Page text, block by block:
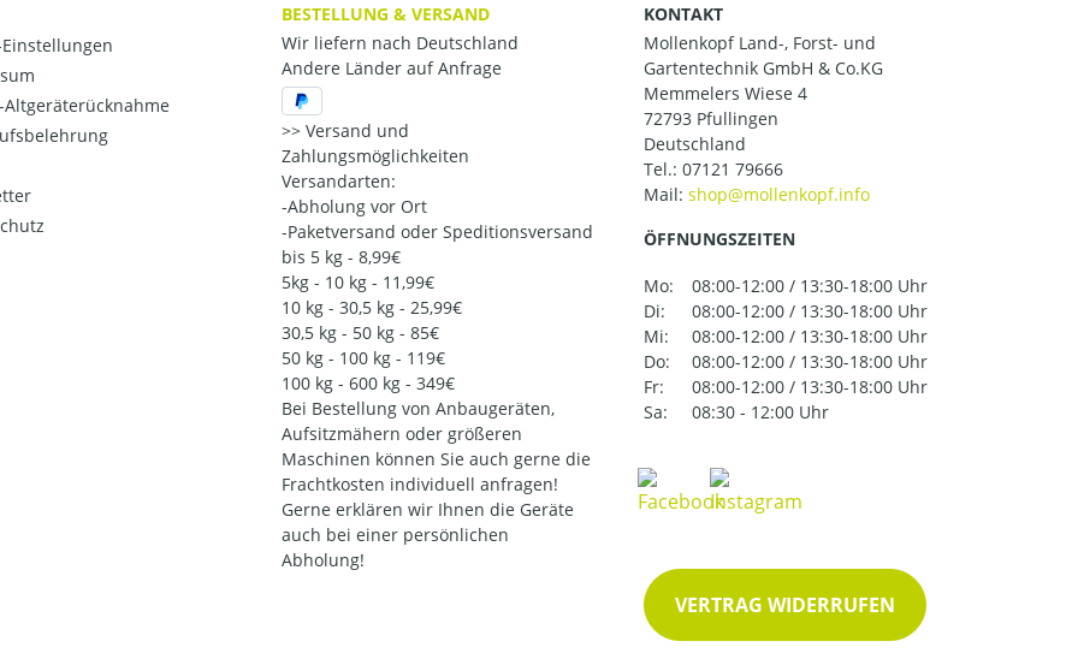
Einstellungen
Altgeräterücknahme
BESTELLUNG & VERSAND
Wir liefern nach Deutschland
Andere Länder auf Anfrage
Versand und
Zahlungsmöglichkeiten
Versandarten:
-Abholung vor Ort
-Paketversand oder Speditionsversand
bis 5 kg - 8,99€
5kg - 10 kg - 11,99€
10 kg - 30,5 kg - 25,99€
30,5 kg - 50 kg - 85€
50 kg - 100 kg - 119€
100 kg - 600 kg - 349€
Bei Bestellung von Anbaugeräten,
Aufsitzmähern oder größeren
Maschinen können Sie auch gerne die
Frachtkosten individuell anfragen!
Gerne erklären wir Ihnen die Geräte
auch bei einer persönlichen
Abholung!
KONTAKT
Mollenkopf Land-, Forst- und
Gartentechnik GmbH & Co.KG
Memmelers Wiese 4
72793 Pfullingen
Deutschland
Tel.: 07121 79666
Mail:
ÖFFNUNGSZEITEN
Mo:
08:00-12:00 / 13:30-18:00 Uhr
Di:
08:00-12:00 / 13:30-18:00 Uhr
Mi:
08:00-12:00 / 13:30-18:00 Uhr
Do:
08:00-12:00 / 13:30-18:00 Uhr
Fr:
08:00-12:00 / 13:30-18:00 Uhr
Sa:
08:30 - 12:00 Uhr
VERTRAG WIDERRUFEN